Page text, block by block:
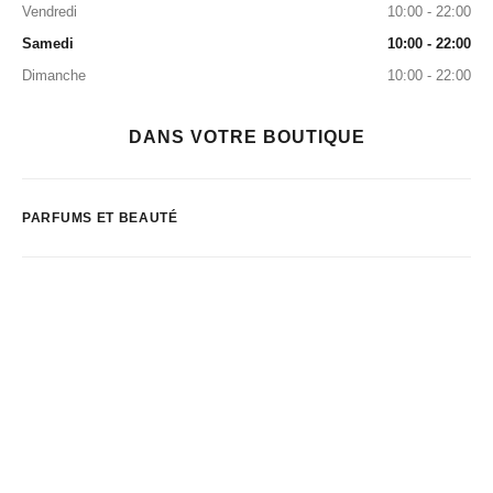
Vendredi
10:00 - 22:00
Samedi
10:00 - 22:00
Dimanche
10:00 - 22:00
DANS VOTRE BOUTIQUE
PARFUMS ET BEAUTÉ